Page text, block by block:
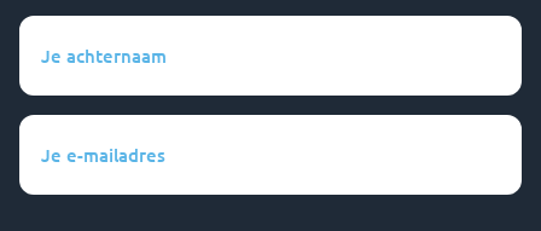
Je
achternaam
(Vereist)
Je
mailadres